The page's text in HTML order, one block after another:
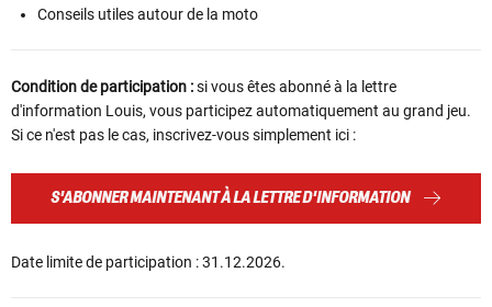
Conseils utiles autour de la moto
Condition de participation :si vous êtes abonné à la lettre
d'information Louis, vous participez automatiquement au grand jeu.
Si ce n'est pas le cas, inscrivez-vous simplement ici :
S'ABONNER MAINTENANT À LA LETTRE D'INFORMATION
Date limite de participation : 31.12.2026.